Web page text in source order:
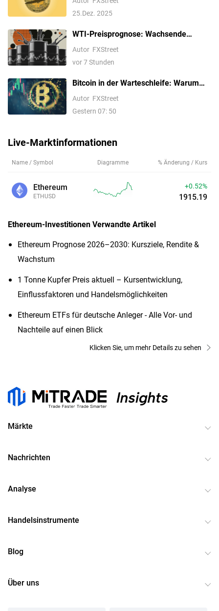
25.Dez. 2025
WTI-Preisprognose: Wachsende
Risiken eines inneren Krieges im
Nahen Osten stützen die Erholung auf
Autor FXStreet
vor 7 Stunden
Bitcoin in der Warteschleife: Warum
der nächste große Ausbruch noch auf
Autor FXStreet
Gestern 07: 50
Live-Marktinformationen
Name / Symbol Diagramme % Änderung / Kurs
Ethereum
ETHUSD
+0.52%
1915.20
Ethereum-InvestitionenVerwandte Artikel
Ethereum Prognose 2026–2030: Kursziele, Rendite &
Wachstum
1 Tonne Kupfer Preis aktuell – Kursentwicklung,
Einflussfaktoren und Handelsmöglichkeiten
Ethereum ETFs für deutsche Anleger - Alle Vor- und
Nachteile auf einen Blick
Klicken Sie, um mehr Details zu sehen
Märkte
Nachrichten
Analyse
Handelsinstrumente
Blog
Über uns